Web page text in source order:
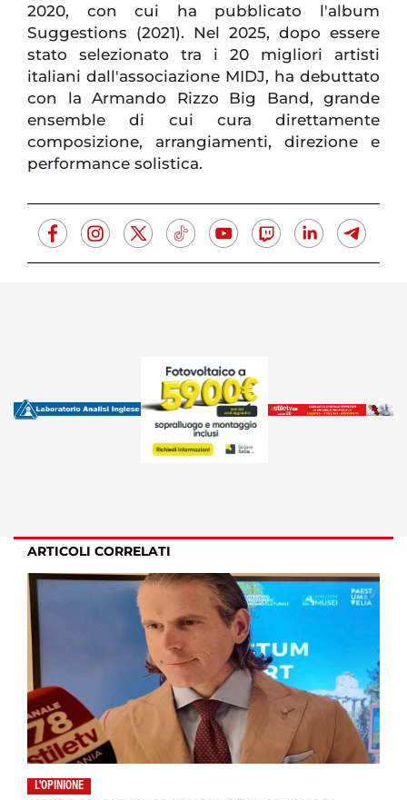
2020, con cui ha pubblicato l'album
Suggestions (2021). Nel 2025, dopo essere
stato selezionato tra i 20 migliori artisti
italiani dall'associazione MIDJ, ha debuttato
con la Armando Rizzo Big Band, grande
ensemble di cui cura direttamente
composizione, arrangiamenti, direzione e
performance solistica.
ARTICOLI CORRELATI
L'OPINIONE